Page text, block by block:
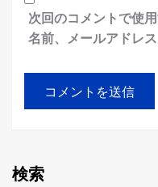
次回のコメントで使
名前、メールアドレ
検索